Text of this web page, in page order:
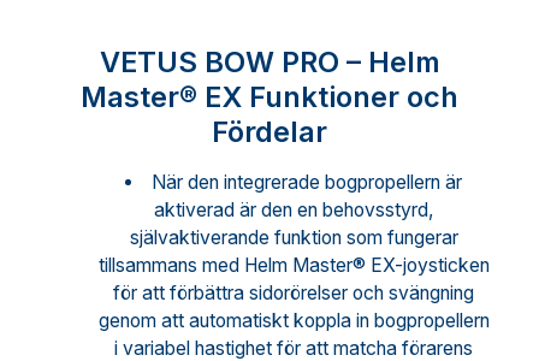
VETUS BOW PRO – Helm
Master® EX Funktioner och
Fördelar
När den integrerade bogpropellern är
aktiverad är den en behovsstyrd,
självaktiverande funktion som fungerar
tillsammans med Helm Master® EX-joysticken
för att förbättra sidorörelser och svängning
genom att automatiskt koppla in bogpropellern
i variabel hastighet för att matcha förarens